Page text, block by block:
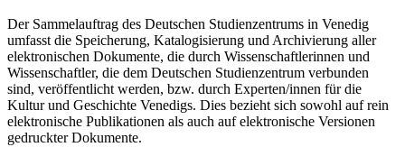
Der Sammelauftrag des Deutschen Studienzentrums in Venedig
umfasst die Speicherung, Katalogisierung und Archivierung aller
elektronischen Dokumente, die durch Wissenschaftlerinnen und
Wissenschaftler, die dem Deutschen Studienzentrum verbunden
sind, veröffentlicht werden, bzw. durch Experten/innen für die
Kultur und Geschichte Venedigs. Dies bezieht sich sowohl auf rein
elektronische Publikationen als auch auf elektronische Versionen
gedruckter Dokumente.